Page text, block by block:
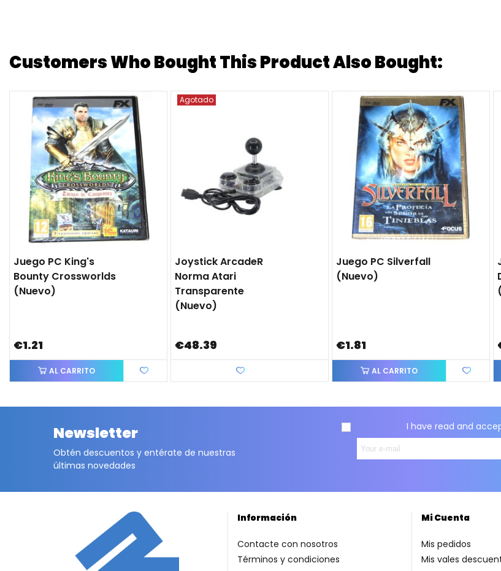
Customers Who Bought This Product Also Bought:
Juego PC King's
Bounty Crossworlds
(nuevo)
€1.21
AL CARRITO
Agotado
Joystick ArcadeR
Norma Atari
Transparente
(nuevo)
€48.39
Juego PC Silverfall
(nuevo)
€1.81
AL CARRITO
Newsletter
Obtén descuentos y entérate de nuestras
últimas novedades
I have read and
Información
Contacte con nosotros
Términos y condiciones
Mi Cuenta
Mis pedidos
Mis vales